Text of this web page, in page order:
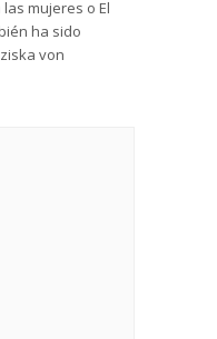
mujeres o El
ha sido
von